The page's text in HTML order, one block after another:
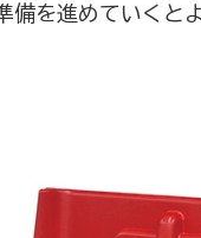
備を進めていくと